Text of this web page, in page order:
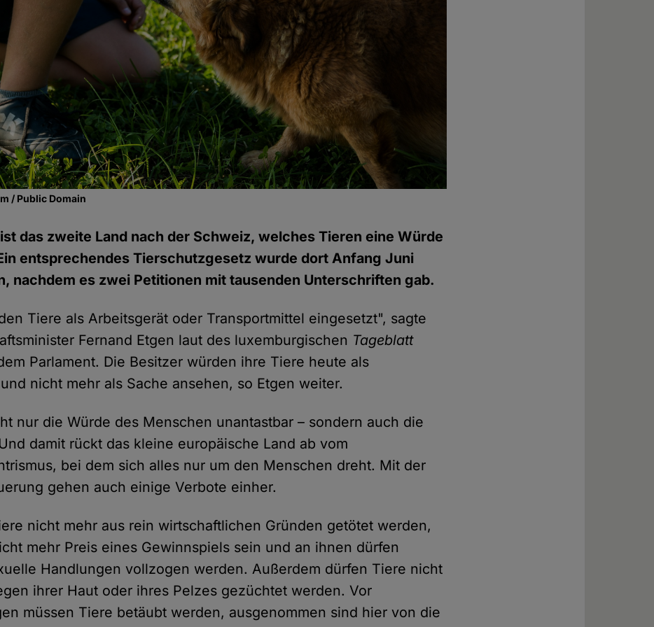
/ Public Domain
das zweite Land nach der Schweiz, welches Tieren eine Würde
entsprechendes Tierschutzgesetz wurde dort Anfang Juni
nachdem es zwei Petitionen mit tausenden Unterschriften gab.
Tiere als Arbeitsgerät oder Transportmittel eingesetzt", sagte
Fernand Etgen laut des luxemburgischen Tageblatt
Parlament. Die Besitzer würden ihre Tiere heute als
nicht mehr als Sache ansehen, so Etgen weiter.
nur die Würde des Menschen unantastbar – sondern auch die
damit rückt das kleine europäische Land ab vom
bei dem sich alles nur um den Menschen dreht. Mit der
gehen auch einige Verbote einher.
nicht mehr aus rein wirtschaftlichen Gründen getötet werden,
mehr Preis eines Gewinnspiels sein und an ihnen dürfen
Handlungen vollzogen werden. Außerdem dürfen Tiere nicht
ihrer Haut oder ihres Pelzes gezüchtet werden. Vor
müssen Tiere betäubt werden, ausgenommen sind hier von die